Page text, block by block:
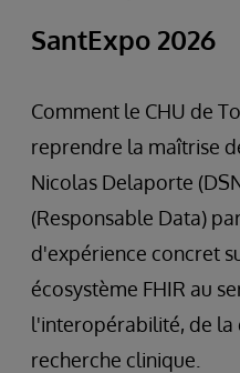
SantExpo 2026
Comment le CHU de
reprendre la maîtrise
Nicolas Delaporte
(Responsable Data)
d'expérience concret
écosystème FHIR au
l'interopérabilité, de la
recherche clinique.